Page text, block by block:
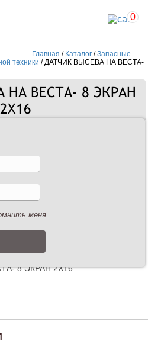
0
Главная / Каталог /Запасные
техники /ДАТЧИК ВЫСЕВА НА ВЕСТА-
НА ВЕСТА- 8 ЭКРАН
2Х16
8 ЭКРАН 2Х16
меня